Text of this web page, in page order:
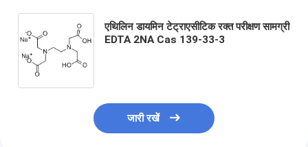
एथिलिन डायमिन टेट्राएसीटिक रक्त परीक्षण सामग्री
EDTA 2NA Cas 139-33-3
जारी रखें